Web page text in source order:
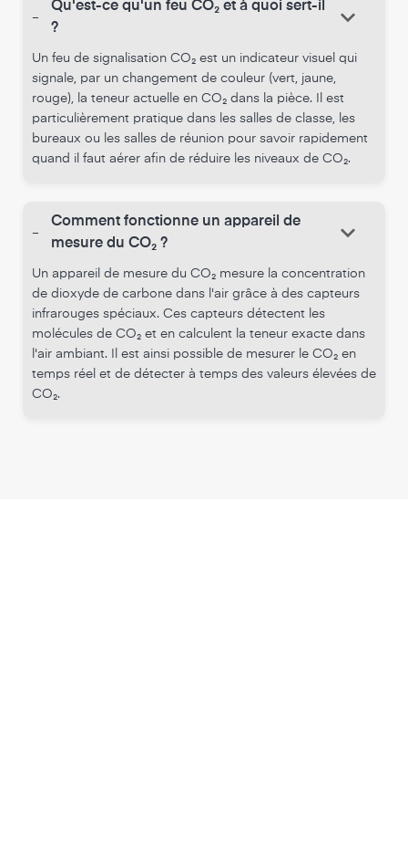
-
Qu'est-ce qu'un feu CO₂ et à quoi sert-il
?
keyboard_arrow_down
Un feu de signalisation CO₂ est un indicateur visuel qui
signale, par un changement de couleur (vert, jaune,
rouge), la teneur actuelle en CO₂ dans la pièce. Il est
particulièrement pratique dans les salles de classe, les
bureaux ou les salles de réunion pour savoir rapidement
quand il faut aérer afin de réduire les niveaux de CO₂.
-
Comment fonctionne un appareil de
mesure du CO₂ ?
keyboard_arrow_down
Un appareil de mesure du CO₂ mesure la concentration
de dioxyde de carbone dans l'air grâce à des capteurs
infrarouges spéciaux. Ces capteurs détectent les
molécules de CO₂ et en calculent la teneur exacte dans
l'air ambiant. Il est ainsi possible de mesurer le CO₂ en
temps réel et de détecter à temps des valeurs élevées de
CO₂.